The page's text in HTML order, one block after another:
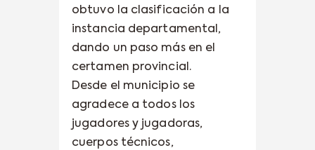
obtuvo la clasificación a la
instancia departamental,
dando un paso más en el
certamen provincial.
Desde el municipio se
agradece a todos los
jugadores y jugadoras,
cuerpos técnicos,